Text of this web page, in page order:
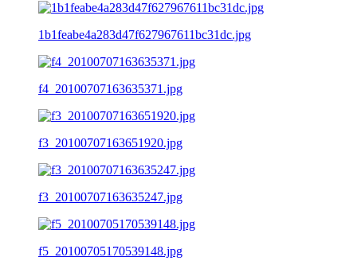
1b1feabe4a283d47f627967611bc31dc.jpg
f4_20100707163635371.jpg
f3_20100707163651920.jpg
f3_20100707163635247.jpg
f5_20100705170539148.jpg